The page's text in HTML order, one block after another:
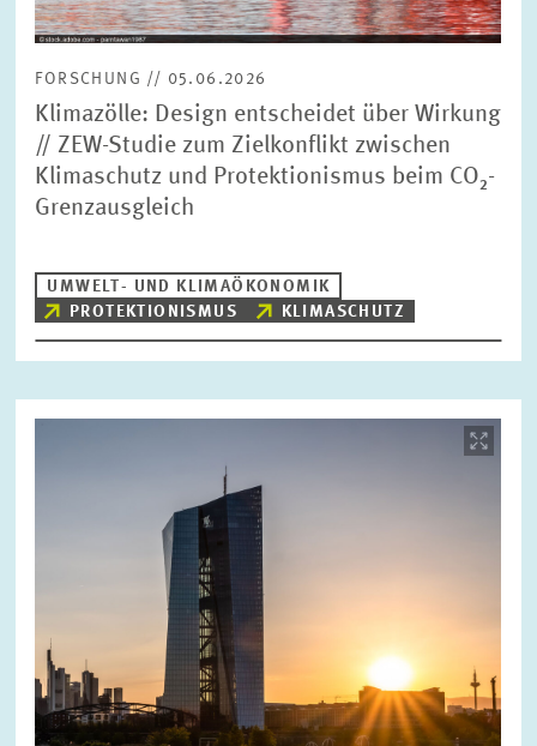
FORSCHUNG // 05.06.2026
Klimazölle: Design entscheidet über Wirkung
// ZEW-Studie zum Zielkonflikt zwischen
Klimaschutz und Protektionismus beim CO₂-
Grenzausgleich
UMWELT- UND KLIMAÖKONOMIK
PROTEKTIONISMUS
KLIMASCHUTZ